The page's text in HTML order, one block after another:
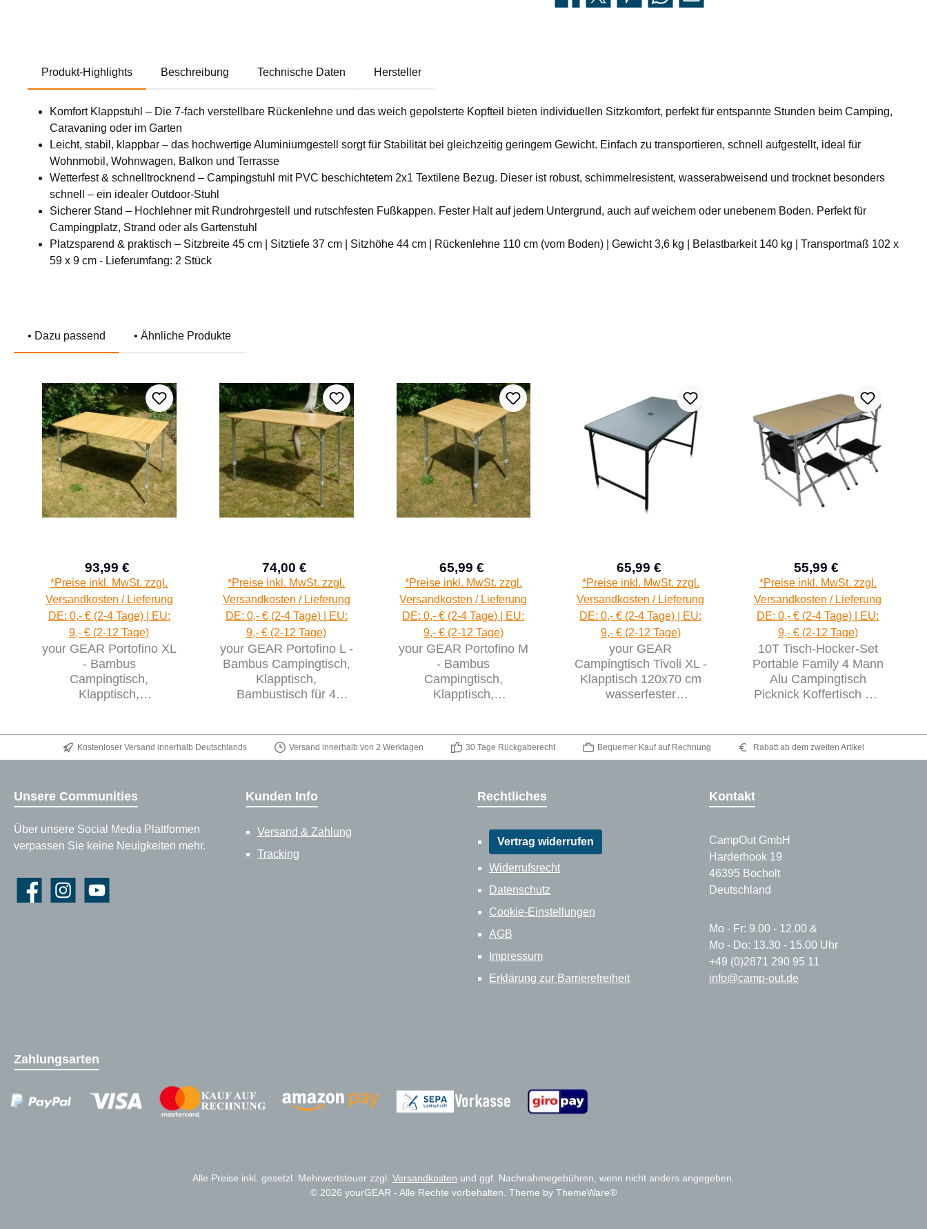
Produkt-Highlights Beschreibung Technische Daten Hersteller
Komfort Klappstuhl – Die 7-fach verstellbare Rückenlehne und das weich gepolsterte Kopfteil bieten individuellen Sitzkomfort, perfekt für entspannte Stunden beim Camping,
Caravaning oder im Garten
Leicht, stabil, klappbar – das hochwertige Aluminiumgestell sorgt für Stabilität bei gleichzeitig geringem Gewicht. Einfach zu transportieren, schnell aufgestellt, ideal für
Wohnmobil, Wohnwagen, Balkon und Terrasse
Wetterfest & schnelltrocknend – Campingstuhl mit PVC beschichtetem 2x1 Textilene Bezug. Dieser ist robust, schimmelresistent, wasserabweisend und trocknet besonders
schnell – ein idealer Outdoor-Stuhl
Sicherer Stand – Hochlehner mit Rundrohrgestell und rutschfesten Fußkappen. Fester Halt auf jedem Untergrund, auch auf weichem oder unebenem Boden. Perfekt für
Campingplatz, Strand oder als Gartenstuhl
Platzsparend & praktisch – Sitzbreite 45 cm | Sitztiefe 37 cm | Sitzhöhe 44 cm | Rückenlehne 110 cm (vom Boden) | Gewicht 3,6 kg | Belastbarkeit 140 kg | Transportmaß 102 x
59 x 9 cm - Lieferumfang: 2 Stück
• Dazu passend • Ähnliche Produkte
Verkaufspreis:
93,99 €
Regulärer Preis:
*Preise inkl. MwSt. zzgl.
Versandkosten / Lieferung
DE: 0,- € (2-4 Tage) | EU:
9,- € (2-12 Tage)
your GEAR Portofino XL
- Bambus
Campingtisch,
Klapptisch,
Verkaufspreis:
74,00 €
Regulärer Preis:
*Preise inkl. MwSt. zzgl.
Versandkosten / Lieferung
DE: 0,- € (2-4 Tage) | EU:
9,- € (2-12 Tage)
your GEAR Portofino L -
Bambus Campingtisch,
Klapptisch,
Bambustisch für 4
Verkaufspreis:
65,99 €
Regulärer Preis:
*Preise inkl. MwSt. zzgl.
Versandkosten / Lieferung
DE: 0,- € (2-4 Tage) | EU:
9,- € (2-12 Tage)
your GEAR Portofino M
- Bambus
Campingtisch,
Klapptisch,
Verkaufspreis:
65,99 €
Regulärer Preis:
*Preise inkl. MwSt. zzgl.
Versandkosten / Lieferung
DE: 0,- € (2-4 Tage) | EU:
9,- € (2-12 Tage)
your GEAR
Campingtisch Tivoli XL -
Klapptisch 120x70 cm
wasserfester
Verkaufspreis:
55,99 €
Regulärer Preis:
*Preise inkl. MwSt. zzgl.
Versandkosten / Lieferung
DE: 0,- € (2-4 Tage) | EU:
9,- € (2-12 Tage)
10T Tisch-Hocker-Set
Portable Family 4 Mann
Alu Campingtisch
Picknick Koffertisch mit
Kostenloser Versand innerhalb Deutschlands Versand innerhalb von 2 Werktagen 30 Tage Rückgaberecht Bequemer Kauf auf Rechnung Rabatt ab dem zweiten Artikel
Kunden Info
Versand & Zahlung
Tracking
Rechtliches
Vertrag widerrufen
Widerrufsrecht
Datenschutz
Cookie-Einstellungen
AGB
Impressum
Erklärung zur Barrierefreiheit
Kontakt
CampOut GmbH
Harderhook 19
46395 Bocholt
Deutschland
Mo - Fr: 9.00 - 12.00 &
Mo - Do: 13.30 - 15.00 Uhr
+49 (0)2871 290 95 11
info@camp-out.de
Unsere Communities
Über unsere Social Media Plattformen
verpassen Sie keine Neuigkeiten mehr.
FacebookInstagramYouTube
Zahlungsarten
Zahlungsanbieter Zahlungsanbieter Zahlungsanbieter
Alle Preise inkl. gesetzl. Mehrwertsteuer zzgl. Versandkosten und ggf. Nachnahmegebühren, wenn nicht anders angegeben.
© 2026 yourGEAR - Alle Rechte vorbehalten. Theme by ThemeWare®